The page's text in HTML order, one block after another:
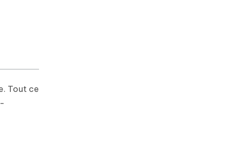
Tout ce